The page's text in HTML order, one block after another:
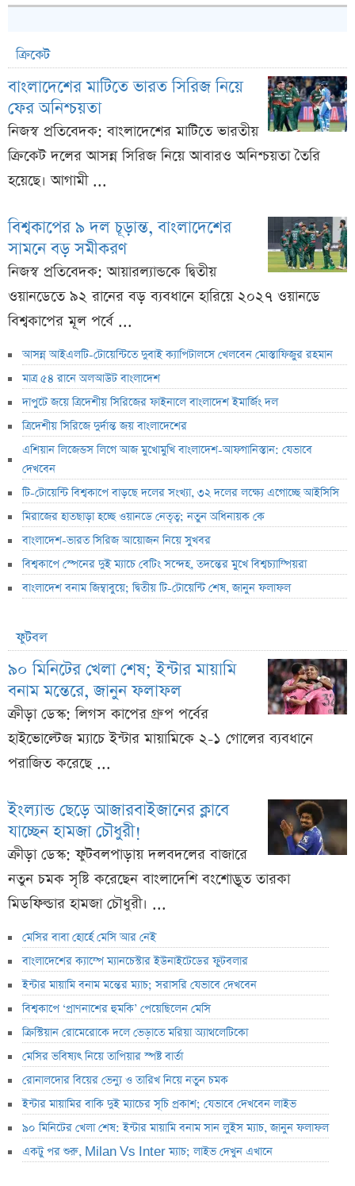
ক্রিকেট
বাংলাদেশের মাটিতে ভারত সিরিজ নিয়ে
ফের অনিশ্চয়তা
নিজস্ব প্রতিবেদক: বাংলাদেশের মাটিতে ভারতীয়
ক্রিকেট দলের আসন্ন সিরিজ নিয়ে আবারও অনিশ্চয়তা তৈরি
হয়েছে। আগামী ...
বিশ্বকাপের ৯ দল চূড়ান্ত, বাংলাদেশের
সামনে বড় সমীকরণ
নিজস্ব প্রতিবেদক: আয়ারল্যান্ডকে দ্বিতীয়
ওয়ানডেতে ৯২ রানের বড় ব্যবধানে হারিয়ে ২০২৭ ওয়ানডে
বিশ্বকাপের মূল পর্বে ...
আসন্ন আইএলটি-টোয়েন্টিতে দুবাই ক্যাপিটালসে খেলবেন মোস্তাফিজুর রহমান
মাত্র ৫৪ রানে অলআউট বাংলাদেশ
দাপুটে জয়ে ত্রিদেশীয় সিরিজের ফাইনালে বাংলাদেশ ইমার্জিং দল
ত্রিদেশীয় সিরিজে দুর্দান্ত জয় বাংলাদেশের
এশিয়ান লিজেন্ডস লিগে আজ মুখোমুখি বাংলাদেশ-আফগানিস্তান: যেভাবে
দেখবেন
টি-টোয়েন্টি বিশ্বকাপে বাড়ছে দলের সংখ্যা, ৩২ দলের লক্ষ্যে এগোচ্ছে আইসিসি
মিরাজের হাতছাড়া হচ্ছে ওয়ানডে নেতৃত্ব; নতুন অধিনায়ক কে
বাংলাদেশ-ভারত সিরিজ আয়োজন নিয়ে সুখবর
বিশ্বকাপে স্পেনের দুই ম্যাচে বেটিং সন্দেহ, তদন্তের মুখে বিশ্বচ্যাম্পিয়রা
বাংলাদেশ বনাম জিম্বাবুয়ে; দ্বিতীয় টি-টোয়েন্টি শেষ, জানুন ফলাফল
ফুটবল
৯০ মিনিটের খেলা শেষ; ইন্টার মায়ামি
বনাম মন্তেরে, জানুন ফলাফল
ক্রীড়া ডেস্ক: লিগস কাপের গ্রুপ পর্বের
হাইভোল্টেজ ম্যাচে ইন্টার মায়ামিকে ২-১ গোলের ব্যবধানে
পরাজিত করেছে ...
ইংল্যান্ড ছেড়ে আজারবাইজানের ক্লাবে
যাচ্ছেন হামজা চৌধুরী!
ক্রীড়া ডেস্ক: ফুটবলপাড়ায় দলবদলের বাজারে
নতুন চমক সৃষ্টি করেছেন বাংলাদেশি বংশোদ্ভূত তারকা
মিডফিল্ডার হামজা চৌধুরী। ...
মেসির বাবা হোর্হে মেসি আর নেই
বাংলাদেশের ক্যাম্পে ম্যানচেস্টার ইউনাইটেডের ফুটবলার
ইন্টার মায়ামি বনাম মন্তের ম্যাচ; সরাসরি যেভাবে দেখবেন
বিশ্বকাপে ‘প্রাণনাশের হুমকি’ পেয়েছিলেন মেসি
ক্রিস্টিয়ান রোমেরোকে দলে ভেড়াতে মরিয়া অ্যাথলেটিকো
মেসির ভবিষ্যৎ নিয়ে তাপিয়ার স্পষ্ট বার্তা
রোনালদোর বিয়ের ভেন্যু ও তারিখ নিয়ে নতুন চমক
ইন্টার মায়ামির বাকি দুই ম্যাচের সূচি প্রকাশ; যেভাবে দেখবেন লাইভ
৯০ মিনিটের খেলা শেষ: ইন্টার মায়ামি বনাম সান লুইস ম্যাচ, জানুন ফলাফল
একটু পর শুরু, Milan Vs Inter ম্যাচ; লাইভ দেখুন এখানে